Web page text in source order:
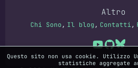
Altro
Chi Sono Il blog Contatti
Questo sito non usa cookie. Utilizzo
statistiche aggregate